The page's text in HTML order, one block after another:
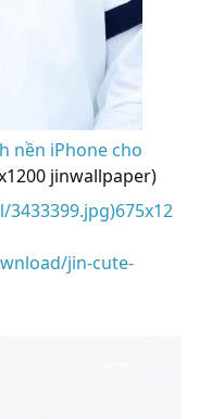
nền iPhone cho
jinwallpaper)
jin-cute-